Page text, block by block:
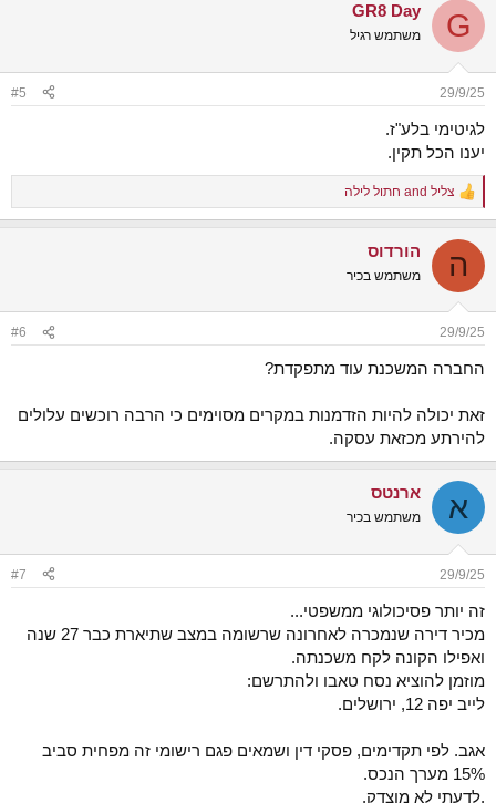
c
i
s
:
G
GR8 Day
משתמש רגיל
29/9/25
#5
לגיטימי בלע"ז.
יענו הכל תקין.
R
e
c
i
s
צליל חתול לילה
ה הורדוס
משתמש בכיר
29/9/25
#6
החברה המשכנת עוד מתפקדת?
זאת יכולה להיות הזדמנות במקרים מסוימים כי הרבה רוכשים עלולים
להירתע מכזאת עסקה.
א ארנטס
משתמש בכיר
29/9/25
#7
זה יותר פסיכולוגי ממשפטי...
מכיר דירה שנמכרה לאחרונה שרשומה במצב שתיארת כבר 27 שנה
ואפילו הקונה לקח משכנתה.
מוזמן להוציא נסח טאבו ולהתרשם:
לייב יפה 12, ירושלים.
אגב. לפי תקדימים, פסקי דין ושמאים פגם רישומי זה מפחית סביב
15% מערך הנכס.
.לדעתי לא מוצדק.